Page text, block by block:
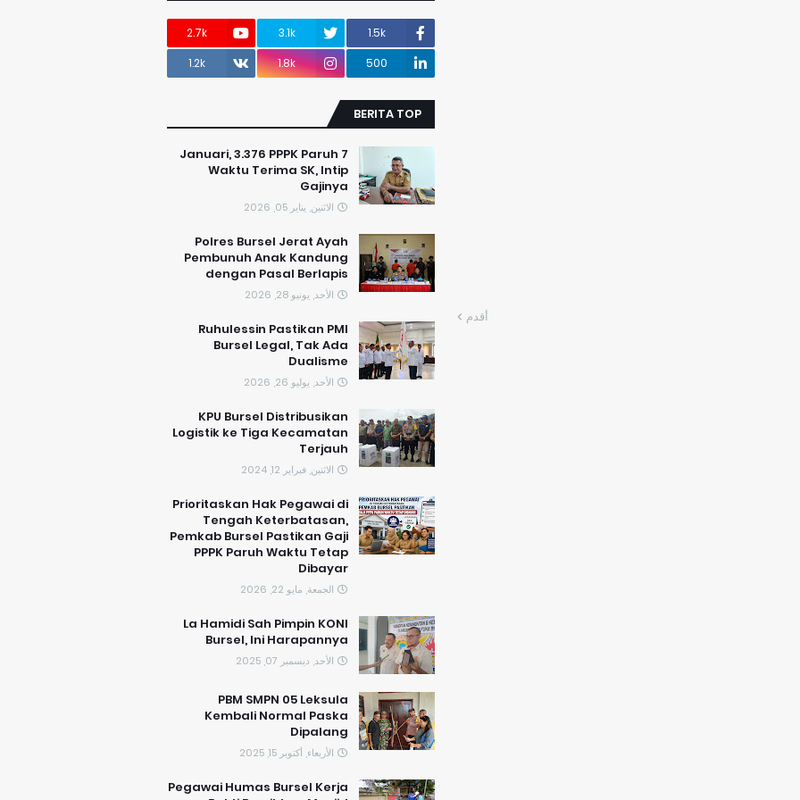
أقدم
1.5k
3.1k
2.7k
500
1.8k
1.2k
BERITA TOP
7 Januari, 3.376 PPPK Paruh
Waktu Terima SK, Intip
Gajinya
الاثنين, يناير 05, 2026
Polres Bursel Jerat Ayah
Pembunuh Anak Kandung
dengan Pasal Berlapis
الأحد, يونيو 28, 2026
​Ruhulessin Pastikan PMI
Bursel Legal, Tak Ada
Dualisme
الأحد, يوليو 26, 2026
KPU Bursel Distribusikan
Logistik ke Tiga Kecamatan
Terjauh
الاثنين, فبراير 12, 2024
Prioritaskan Hak Pegawai di
Tengah Keterbatasan,
Pemkab Bursel Pastikan Gaji
PPPK Paruh Waktu Tetap
Dibayar
الجمعة, مايو 22, 2026
La Hamidi Sah Pimpin KONI
Bursel, Ini Harapannya
الأحد, ديسمبر 07, 2025
PBM SMPN 05 Leksula
Kembali Normal Paska
Dipalang
الأربعاء, أكتوبر 15, 2025
Pegawai Humas Bursel Kerja